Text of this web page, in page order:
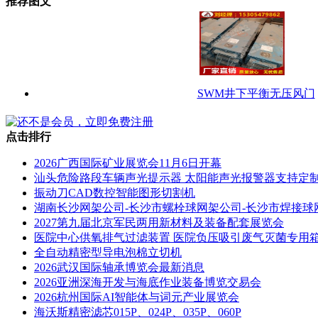
SWM井下平衡无压风门
点击排行
2026广西国际矿业展览会11月6日开幕
汕头危险路段车辆声光提示器 太阳能声光报警器支持定制
振动刀CAD数控智能图形切割机
湖南长沙网架公司-长沙市螺栓球网架公司-长沙市焊接球
2027第九届北京军民两用新材料及装备配套展览会
医院中心供氧排气过滤装置 医院负压吸引废气灭菌专用
全自动精密型导电泡棉立切机
2026武汉国际轴承博览会最新消息
2026亚洲深海开发与海底作业装备博览交易会
2026杭州国际AI智能体与词元产业展览会
海沃斯精密滤芯015P、024P、035P、060P